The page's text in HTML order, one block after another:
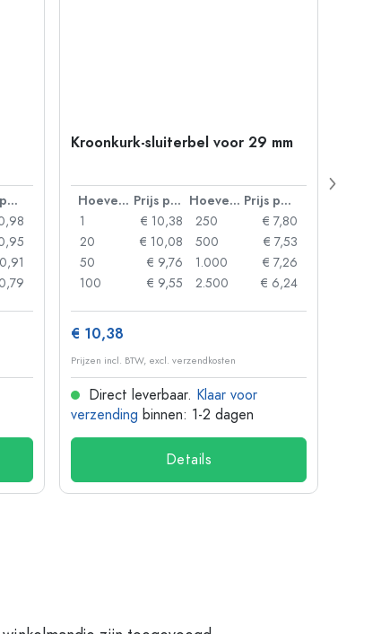
Prijs per eenheid
Kroonkurk-sluiterbel voor 29 mm
Hoeveelheid Prijs per eenheid Hoeveelheid
Prijs per eenheid
1
€ 10,38
20
€ 10,08
50
€ 9,76
100
€ 9,55
250
€ 7,80
500
€ 7,53
1.000
€ 7,26
2.500
€ 6,24
€ 10,38
Prijzen incl. BTW, excl. verzendkosten
Direct leverbaar. Klaar voor
verzending binnen: 1-2 dagen
Details